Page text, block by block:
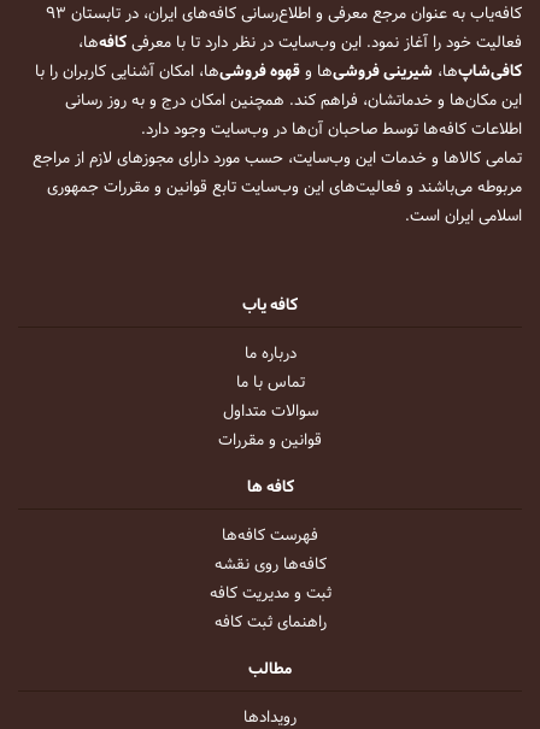
کافه‌یاب به عنوان مرجع معرفی و اطلاع‌رسانی کافه‌های ایران، در تابستان ۹۳
فعالیت خود را آغاز نمود. این وب‌سایت در نظر دارد تا با معرفیکافه‌ها،
کافی‌شاپ‌ها، شیرینی فروشی‌ها وقهوه فروشی‌ها، امکان آشنایی کاربران را با
این مکان‌ها و خدماتشان، فراهم کند. همچنین امکان درج و به روز رسانی
اطلاعات کافه‌ها توسط صاحبان آن‌ها در وب‌سایت وجود دارد.
تمامی کالاها و خدمات این وب‌سایت، حسب مورد دارای مجوزهای لازم از مراجع
مربوطه می‌باشند و فعالیت‌های این وب‌سایت تابع قوانین و مقررات جمهوری
اسلامی ایران است.
کافه یاب
درباره ما
تماس با ما
سوالات متداول
قوانین و مقررات
کافه ها
فهرست کافه‌ها
کافه‌ها روی نقشه
ثبت و مدیریت کافه
راهنمای ثبت کافه
مطالب
رویداد‌ها